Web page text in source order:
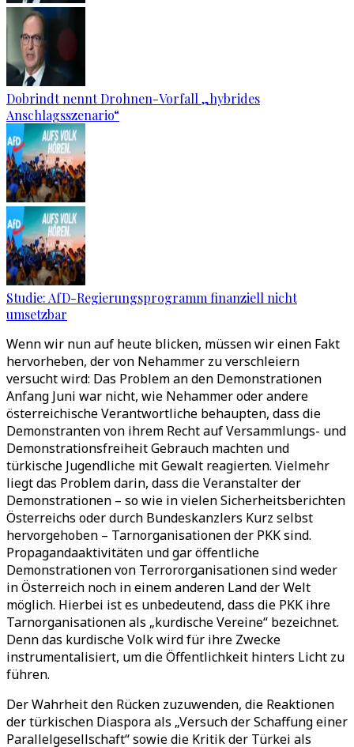
Dobrindt nennt Drohnen-Vorfall „hybrides
Anschlagsszenario“
Studie: AfD-Regierungsprogramm finanziell nicht
umsetzbar
Wenn wir nun auf heute blicken, müssen wir einen Fakt
hervorheben, der von Nehammer zu verschleiern
versucht wird: Das Problem an den Demonstrationen
Anfang Juni war nicht, wie Nehammer oder andere
österreichische Verantwortliche behaupten, dass die
Demonstranten von ihrem Recht auf Versammlungs- und
Demonstrationsfreiheit Gebrauch machten und
türkische Jugendliche mit Gewalt reagierten. Vielmehr
liegt das Problem darin, dass die Veranstalter der
Demonstrationen – so wie in vielen Sicherheitsberichten
Österreichs oder durch Bundeskanzlers Kurz selbst
hervorgehoben – Tarnorganisationen der PKK sind.
Propagandaaktivitäten und gar öffentliche
Demonstrationen von Terrororganisationen sind weder
in Österreich noch in einem anderen Land der Welt
möglich. Hierbei ist es unbedeutend, dass die PKK ihre
Tarnorganisationen als „kurdische Vereine“ bezeichnet.
Denn das kurdische Volk wird für ihre Zwecke
instrumentalisiert, um die Öffentlichkeit hinters Licht zu
führen.
Der Wahrheit den Rücken zuzuwenden, die Reaktionen
der türkischen Diaspora als „Versuch der Schaffung einer
Parallelgesellschaft“ sowie die Kritik der Türkei als